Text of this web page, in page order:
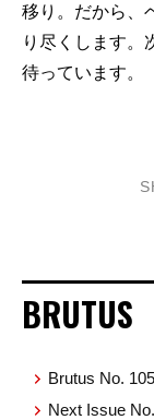
移り。だから、
り尽くします
待っています。
BRUTUS
Brutus No.
Next Issue